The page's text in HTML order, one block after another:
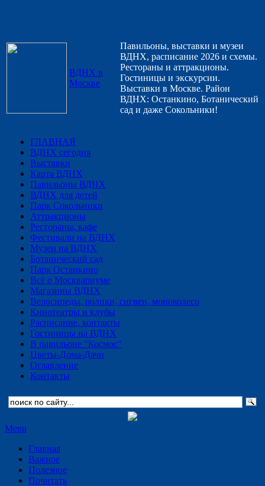
ВДНХ в
Москве
Павильоны, выставки и музеи
ВДНХ, расписание 2026 и схемы.
Рестораны и аттракционы.
Гостиницы и экскурсии.
Выставки в Москве. Район
ВДНХ: Останкино, Ботанический
сад и даже Сокольники!
ГЛАВНАЯ
ВДНХ сегодня
Выставки
Карта ВДНХ
Павильоны ВДНХ
ВДНХ для детей
Парк Сокольники
Аттракционы
Рестораны, кафе
Фестивали на ВДНХ
Музеи на ВДНХ
Ботанический сад
Парк Останкино
Всё о Москвариуме
Магазины ВДНХ
Велосипеды, ролики, сигвеи, моноколесо
Кинотеатры и клубы
Расписание, контакты
Гостиницы на ВДНХ
В павильоне "Космос"
Цветы-Дома-Дачи
Оглавление
Контакты
Menu
Главная
Важное
Полезное
Почитать